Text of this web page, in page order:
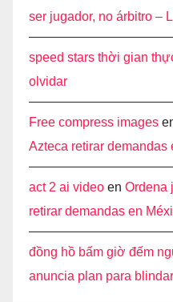
ser jugador, no árbitro –
speed stars thời gian
olvidar
Free compress images
Azteca retirar demandas
act 2 ai video en Ordena
retirar demandas en
đồng hồ bấm giờ đếm
anuncia plan para